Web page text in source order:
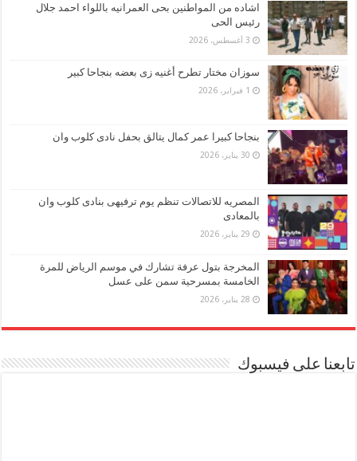
اشاده من المواطنين بحى العمرانيه باللواء احمد جلال
رئيس الحى
3 أغسطس، 2026
سوزان مختار تطرح أغنيه زى بعضه بنجاحا كبير
1 فبراير، 2026
بنجاحا كبيرا عمر كمال يتالق بحفل نادى كلوب وان
30 يناير، 2026
المصريه للاتصالات تنظم يوم ترفيهى بنادى كلوب وان
بالمعادى
29 يناير، 2026
المخرجة بتول عرفة تشارك في موسم الرياض للمرة
الخامسة بمسرحية سمن على عسل
28 يناير، 2026
تابعنا على فيسبوك